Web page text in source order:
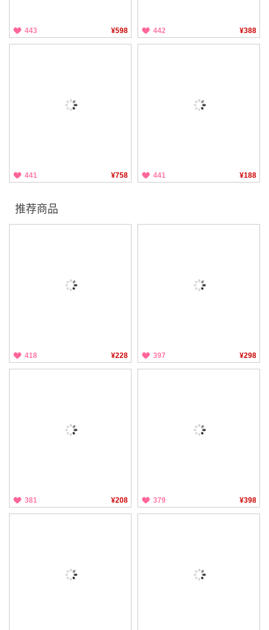
443 ¥598 442 ¥388
441 ¥758 441 ¥188
推荐商品
418 ¥228 397 ¥298
381 ¥208 379 ¥398